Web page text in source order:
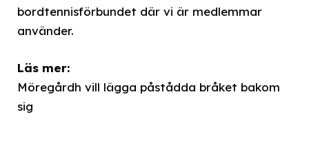
bordtennisförbundet där vi är medlemmar
använder.
Läs mer:
Möregårdh vill lägga påstådda bråket bakom
sig